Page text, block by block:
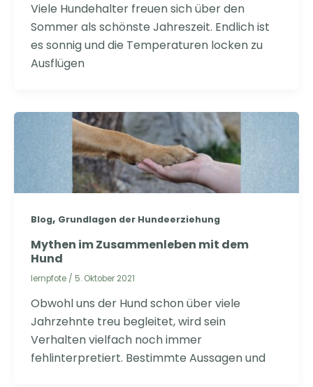
Viele Hundehalter freuen sich über den
Sommer als schönste Jahreszeit. Endlich ist
es sonnig und die Temperaturen locken zu
Ausflügen
Blog, Grundlagen der Hundeerziehung
Mythen im Zusammenleben mit dem
Hund
lernpfote / 5. Oktober 2021
Obwohl uns der Hund schon über viele
Jahrzehnte treu begleitet, wird sein
Verhalten vielfach noch immer
fehlinterpretiert. Bestimmte Aussagen und